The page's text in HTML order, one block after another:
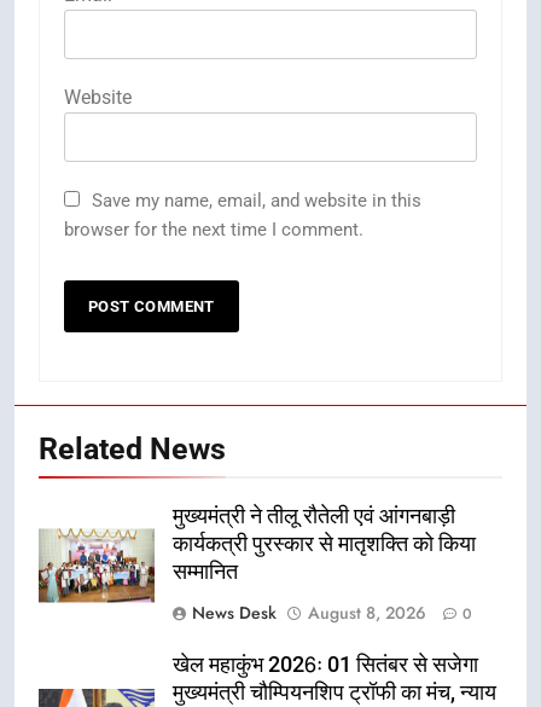
Website
Save my name, email, and website in this
browser for the next time I comment.
Related News
मुख्यमंत्री ने तीलू रौतेली एवं आंगनबाड़ी
कार्यकत्री पुरस्कार से मातृशक्ति को किया
सम्मानित
News Desk
August 8, 2026 0
खेल महाकुंभ 2026ः 01 सितंबर से सजेगा
मुख्यमंत्री चौम्पियनशिप ट्रॉफी का मंच, न्याय